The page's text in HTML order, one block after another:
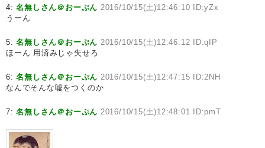
4:名無しさん＠おーぷん 2016/10/15(土)12:46:10 ID:yZx
うーん
5:名無しさん＠おーぷん 2016/10/15(土)12:46:12 ID:qIP
ほーん 用済みじゃ失せろ
6:名無しさん＠おーぷん 2016/10/15(土)12:47:15 ID:2NH
なんでそんな嘘をつくのか
7:名無しさん＠おーぷん 2016/10/15(土)12:48:01 ID:pmT